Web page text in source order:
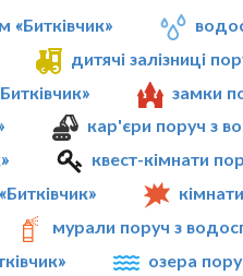
«Битківчик»
дитячі залізниці
замки
кар'єри поруч з
квест-кімнати
мурали поруч з
озера